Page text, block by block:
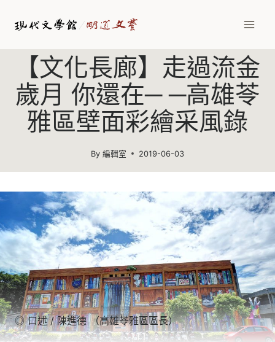
【文化長廊】走過流金
歲月 你還在─ ─高雄苓
雅區壁面彩繪采風錄
By 編輯室 2019-06-03
◎ 口述 / 陳進德 （高雄苓雅區區長）